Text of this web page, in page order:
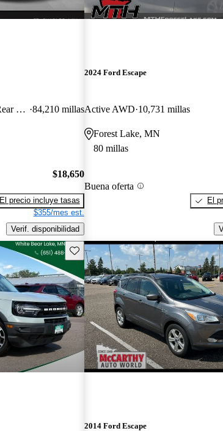
Wagon XLT LWB FWD with Rear Liftgate 84,210 millas
$18,650
El precio incluye tasas
$355/mes est.
Verif. disponibilidad
2024 Ford Escape
Active AWD 10,731 millas
Forest Lake, MN
80 millas
Buena oferta
El
Guarda este Aviso
2014 Ford Escape